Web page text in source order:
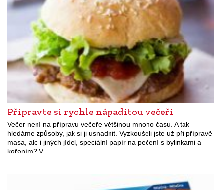
Připravte si rychle nápaditou večeři
Večer není na přípravu večeře většinou mnoho času. A tak
hledáme způsoby, jak si ji usnadnit. Vyzkoušeli jste už při přípravě
masa, ale i jiných jídel, speciální papír na pečení s bylinkami a
kořením? V…